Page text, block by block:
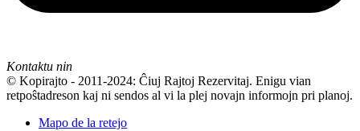
Kontaktu nin
© Kopirajto - 2011-2024: Ĉiuj Rajtoj Rezervitaj. Enigu vian
retpoŝtadreson kaj ni sendos al vi la plej novajn informojn pri planoj.
Mapo de la retejo